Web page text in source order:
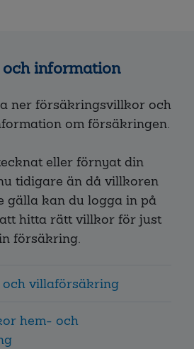
information
ner försäkringsvillkor och
om försäkringen.
eller förnyat din
tidigare än då villkoren
gälla kan du logga in på
hitta rätt villkor för just
försäkring.
villaförsäkring
hem- och